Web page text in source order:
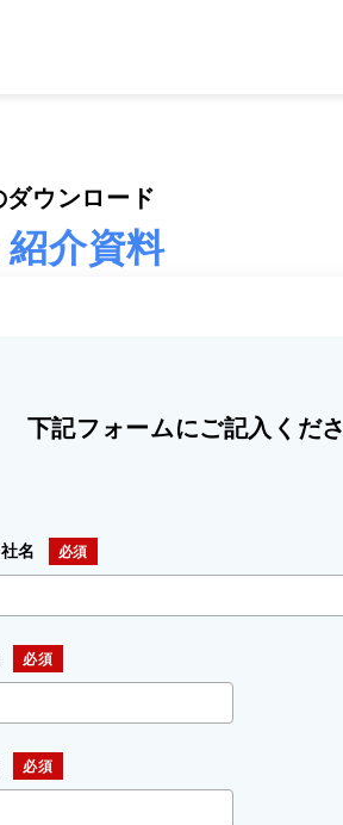
ウンロード
介資料
下記フォームにご記入くだ
名